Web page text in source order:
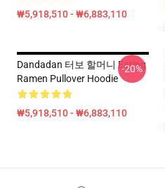
₩5,918,510 - ₩6,883,110
Dandadan 터보 할머니 Eating
Ramen Pullover Hoodie
₩5,918,510 - ₩6,883,110
-20%